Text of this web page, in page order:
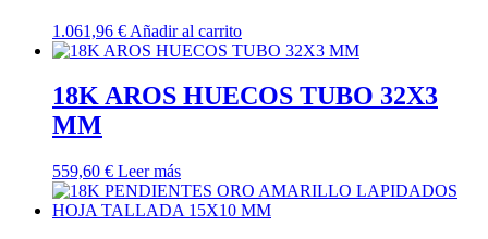
1.061,96 € Añadir al carrito
18K AROS HUECOS TUBO 32X3
MM
559,60 € Leer más